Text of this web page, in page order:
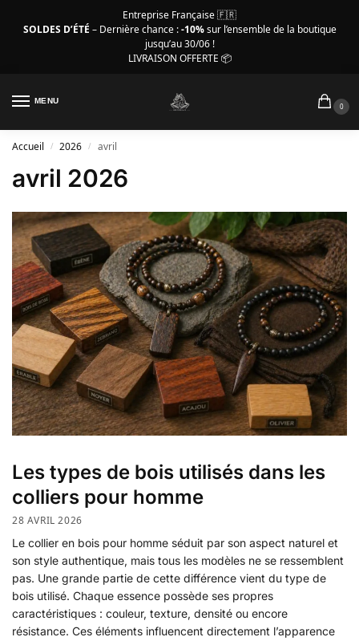
Entreprise Française 🇫🇷
SOLDES D’ÉTÉ – Dernière chance :-10%sur l’ensemble de la boutique
jusqu’au 30/06 !
LIVRAISON OFFERTE 📦
MENU
0
Accueil / 2026 / avril
avril 2026
Les types de bois utilisés dans les
colliers pour homme
28 AVRIL 2026
Le collier en bois pour homme séduit par son aspect naturel et
son style authentique, mais tous les modèles ne se ressemblent
pas. Une grande partie de cette différence vient du type de
bois utilisé. Chaque essence possède ses propres
caractéristiques : couleur, texture, densité ou encore
résistance. Ces éléments influencent directement l’apparence